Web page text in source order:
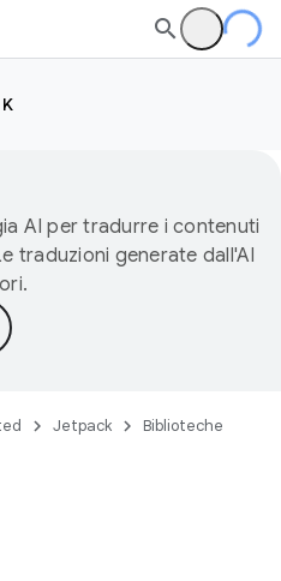
AI per tradurre i contenuti
traduzioni generate dall'AI
Jetpack Biblioteche